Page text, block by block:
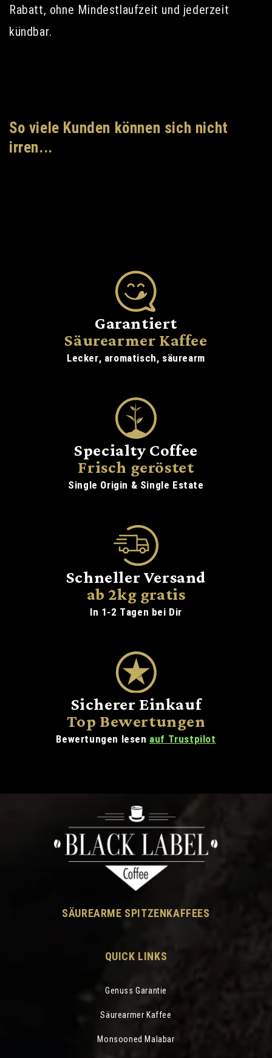
Rabatt, ohne Mindestlaufzeit und jederzeit
kündbar.
So viele Kunden können sich nicht
irren...
Garantiert
Säurearmer Kaffee
Lecker, aromatisch, säurearm
Specialty Coffee
Frisch geröstet
Single Origin & Single Estate
Schneller Versand
ab 2kg gratis
In 1-2 Tagen bei Dir
Sicherer Einkauf
Top Bewertungen
Bewertungen lesen auf Trustpilot
SÄUREARME SPITZENKAFFEES
QUICK LINKS
Genuss Garantie
Säurearmer Kaffee
Monsooned Malabar